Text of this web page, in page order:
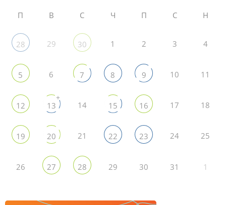
П В С Ч П С Н
28 29 30 1 2 3 4
5 6 7 8 9 10 11
12 13
+
14 15 16 17 18
19 20 21 22 23 24 25
26 27 28 29 30 31 1